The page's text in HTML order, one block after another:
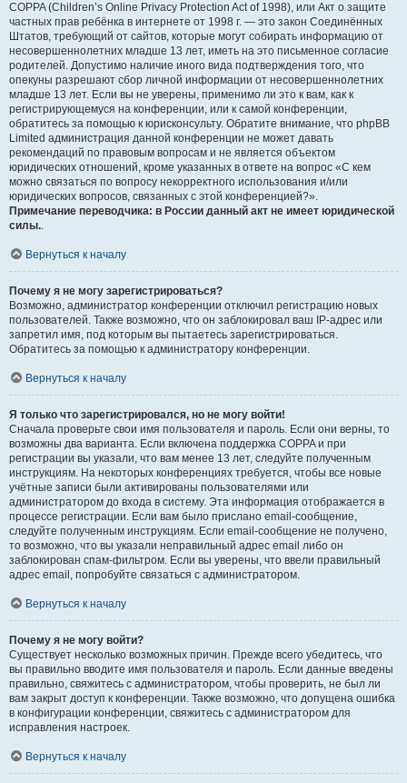
COPPA (Children’s Online Privacy Protection Act of 1998), или Акт о защите
частных прав ребёнка в интернете от 1998 г. — это закон Соединённых
Штатов, требующий от сайтов, которые могут собирать информацию от
несовершеннолетних младше 13 лет, иметь на это письменное согласие
родителей. Допустимо наличие иного вида подтверждения того, что
опекуны разрешают сбор личной информации от несовершеннолетних
младше 13 лет. Если вы не уверены, применимо ли это к вам, как к
регистрирующемуся на конференции, или к самой конференции,
обратитесь за помощью к юрисконсульту. Обратите внимание, что phpBB
Limited администрация данной конференции не может давать
рекомендаций по правовым вопросам и не является объектом
юридических отношений, кроме указанных в ответе на вопрос «С кем
можно связаться по вопросу некорректного использования и/или
юридических вопросов, связанных с этой конференцией?».
Примечание переводчика: в России данный акт не имеет юридической
силы..
Вернуться к началу
Почему я не могу зарегистрироваться?
Возможно, администратор конференции отключил регистрацию новых
пользователей. Также возможно, что он заблокировал ваш IP-адрес или
запретил имя, под которым вы пытаетесь зарегистрироваться.
Обратитесь за помощью к администратору конференции.
Вернуться к началу
Я только что зарегистрировался, но не могу войти!
Сначала проверьте свои имя пользователя и пароль. Если они верны, то
возможны два варианта. Если включена поддержка COPPA и при
регистрации вы указали, что вам менее 13 лет, следуйте полученным
инструкциям. На некоторых конференциях требуется, чтобы все новые
учётные записи были активированы пользователями или
администратором до входа в систему. Эта информация отображается в
процессе регистрации. Если вам было прислано email-сообщение,
следуйте полученным инструкциям. Если email-сообщение не получено,
то возможно, что вы указали неправильный адрес email либо он
заблокирован спам-фильтром. Если вы уверены, что ввели правильный
адрес email, попробуйте связаться с администратором.
Вернуться к началу
Почему я не могу войти?
Существует несколько возможных причин. Прежде всего убедитесь, что
вы правильно вводите имя пользователя и пароль. Если данные введены
правильно, свяжитесь с администратором, чтобы проверить, не был ли
вам закрыт доступ к конференции. Также возможно, что допущена ошибка
в конфигурации конференции, свяжитесь с администратором для
исправления настроек.
Вернуться к началу